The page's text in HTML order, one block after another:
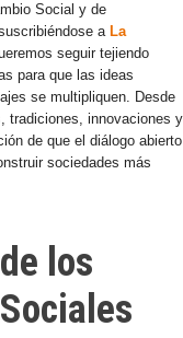
Social y de
a La
seguir tejiendo
para que las ideas
se multipliquen. Desde
tradiciones, innovaciones y
de que el diálogo abierto
sociedades más
los